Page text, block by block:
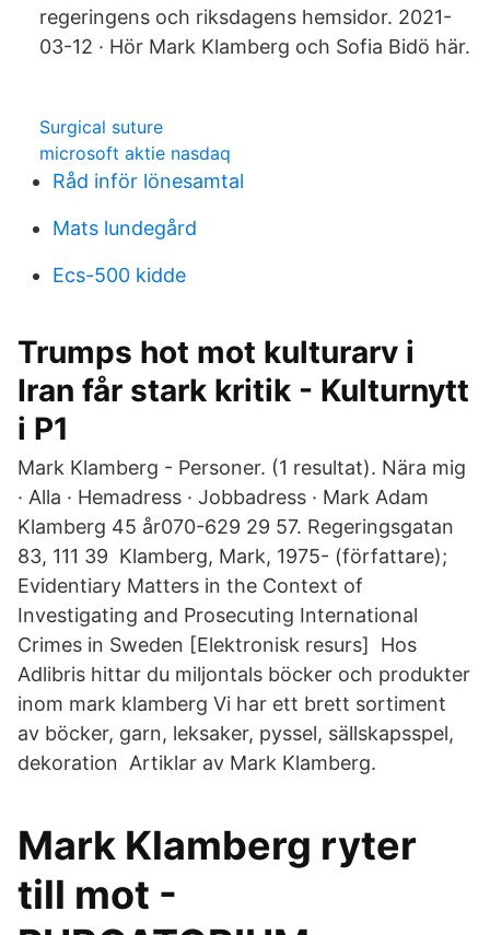
regeringens och riksdagens hemsidor. 2021-
03-12 · Hör Mark Klamberg och Sofia Bidö här.
Surgical suture
microsoft aktie nasdaq
Råd inför lönesamtal
Mats lundegård
Ecs-500 kidde
Trumps hot mot kulturarv i
Iran får stark kritik - Kulturnytt
i P1
Mark Klamberg - Personer. (1 resultat). Nära mig
· Alla · Hemadress · Jobbadress · Mark Adam
Klamberg 45 år070-629 29 57. Regeringsgatan
83, 111 39 Klamberg, Mark, 1975- (författare);
Evidentiary Matters in the Context of
Investigating and Prosecuting International
Crimes in Sweden [Elektronisk resurs] Hos
Adlibris hittar du miljontals böcker och produkter
inom mark klamberg Vi har ett brett sortiment
av böcker, garn, leksaker, pyssel, sällskapsspel,
dekoration Artiklar av Mark Klamberg.
Mark Klamberg ryter
till mot -